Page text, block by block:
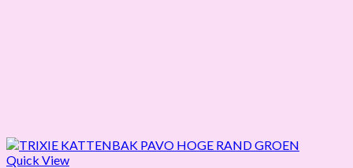
Quick View